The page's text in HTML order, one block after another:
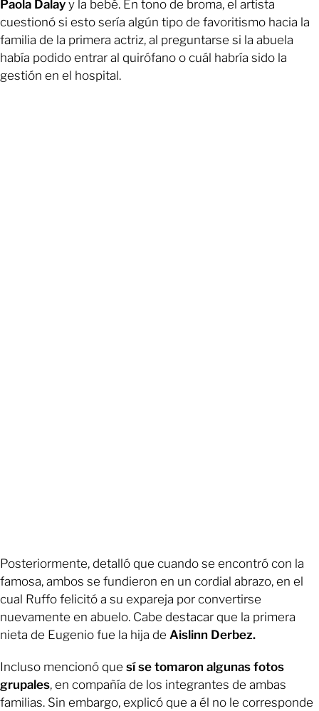
Paola Dalay y la bebé. En tono de broma, el artista
cuestionó si esto sería algún tipo de favoritismo hacia la
familia de la primera actriz, al preguntarse si la abuela
había podido entrar al quirófano o cuál habría sido la
gestión en el hospital.
Posteriormente, detalló que cuando se encontró con la
famosa, ambos se fundieron en un cordial abrazo, en el
cual Ruffo felicitó a su expareja por convertirse
nuevamente en abuelo. Cabe destacar que la primera
nieta de Eugenio fue la hija de Aislinn Derbez.
Incluso mencionó que sí se tomaron algunas fotos
grupales, en compañía de los integrantes de ambas
familias. Sin embargo, explicó que a él no le corresponde